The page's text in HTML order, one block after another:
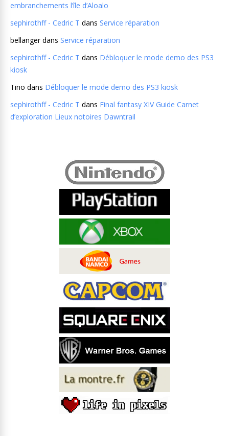
embranchements l’île d’Aloalo
sephirothff - Cedric T dans Service réparation
bellangerdans Service réparation
sephirothff - Cedric T dans Débloquer le mode demo des PS3
kiosk
Tino dans Débloquer le mode demo des PS3 kiosk
sephirothff - Cedric T dans Final fantasy XIV Guide Carnet
d’exploration Lieux notoires Dawntrail